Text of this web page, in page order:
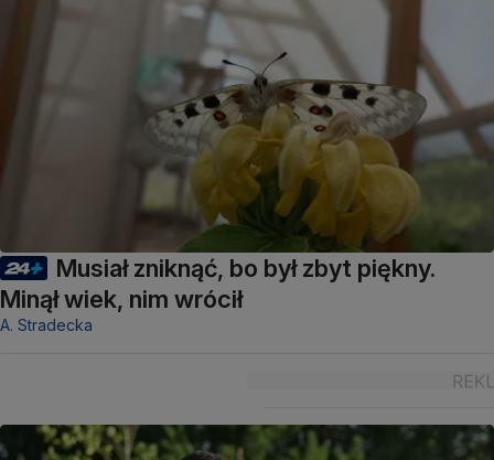
Musiał zniknąć, bo był zbyt piękny.
Minął wiek, nim wrócił
A. Stradecka